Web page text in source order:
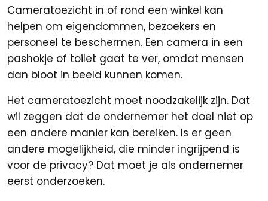
Cameratoezicht in of rond een winkel kan
helpen om eigendommen, bezoekers en
personeel te beschermen. Een camera in een
pashokje of toilet gaat te ver, omdat mensen
dan bloot in beeld kunnen komen.
Het cameratoezicht moet noodzakelijk zijn. Dat
wil zeggen dat de ondernemer het doel niet op
een andere manier kan bereiken. Is er geen
andere mogelijkheid, die minder ingrijpend is
voor de privacy? Dat moet je als ondernemer
eerst onderzoeken.